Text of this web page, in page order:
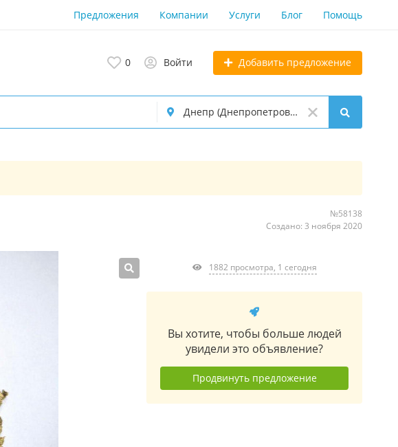
Предложения Компании Услуги Блог Помощь
0 Войти Добавить предложение
№58138
Создано: 3 ноября 2020
1882 просмотра, 1 сегодня
Вы хотите, чтобы больше людей
увидели это объявление?
Продвинуть предложение